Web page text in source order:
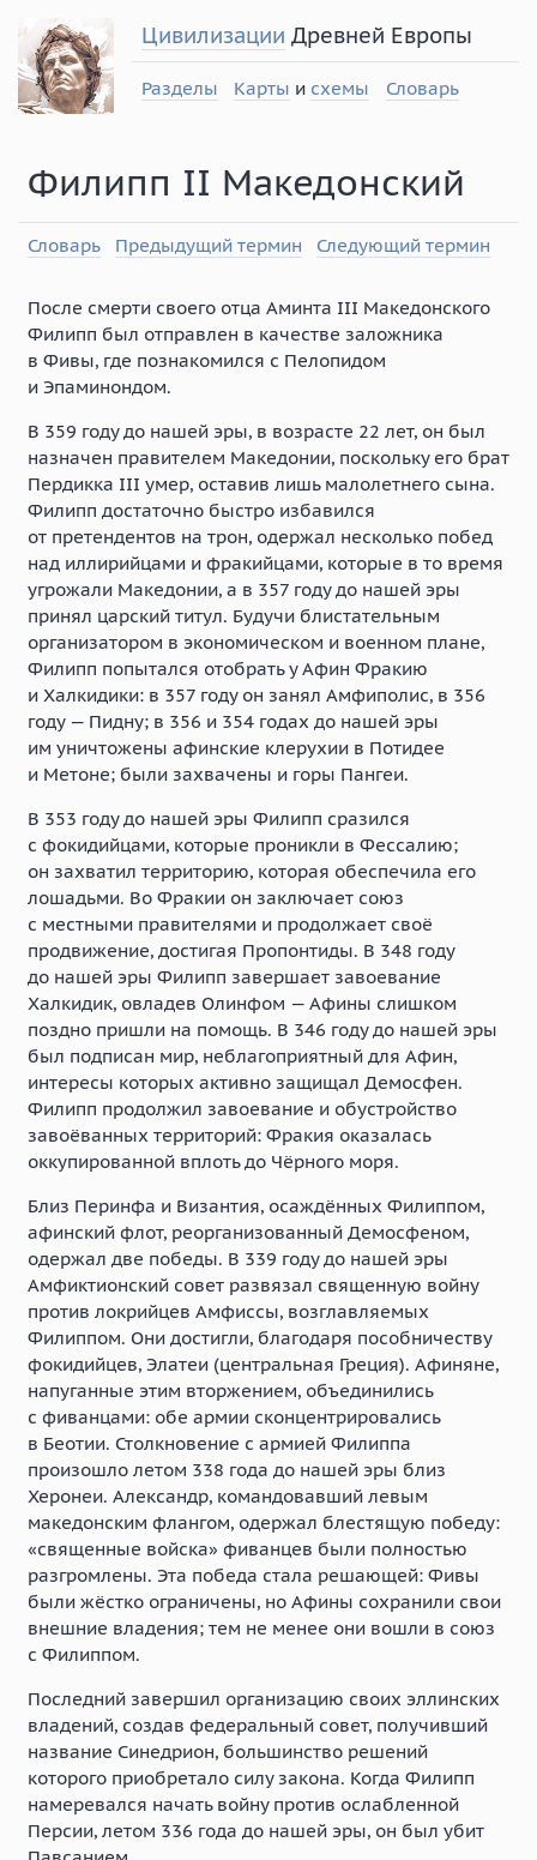
Цивилизации Древней Европы
Разделы Карты и схемы Словарь
Филипп II Македонский
Словарь Предыдущий термин Следующий термин
После смерти своего отца Аминта III Македонского
Филипп был отправлен в качестве заложника
в Фивы, где познакомился с Пелопидом
и Эпаминондом.
В 359 году до нашей эры, в возрасте 22 лет, он был
назначен правителем Македонии, поскольку его брат
Пердикка III умер, оставив лишь малолетнего сына.
Филипп достаточно быстро избавился
от претендентов на трон, одержал несколько побед
над иллирийцами и фракийцами, которые в то время
угрожали Македонии, а в 357 году до нашей эры
принял царский титул. Будучи блистательным
организатором в экономическом и военном плане,
Филипп попытался отобрать у Афин Фракию
и Халкидики: в 357 году он занял Амфиполис, в 356
году — Пидну; в 356 и 354 годах до нашей эры
им уничтожены афинские клерухии в Потидее
и Метоне; были захвачены и горы Пангеи.
В 353 году до нашей эры Филипп сразился
с фокидийцами, которые проникли в Фессалию;
он захватил территорию, которая обеспечила его
лошадьми. Во Фракии он заключает союз
с местными правителями и продолжает своё
продвижение, достигая Пропонтиды. В 348 году
до нашей эры Филипп завершает завоевание
Халкидик, овладев Олинфом — Афины слишком
поздно пришли на помощь. В 346 году до нашей эры
был подписан мир, неблагоприятный для Афин,
интересы которых активно защищал Демосфен.
Филипп продолжил завоевание и обустройство
завоёванных территорий: Фракия оказалась
оккупированной вплоть до Чёрного моря.
Близ Перинфа и Византия, осаждённых Филиппом,
афинский флот, реорганизованный Демосфеном,
одержал две победы. В 339 году до нашей эры
Амфиктионский совет развязал священную войну
против локрийцев Амфиссы, возглавляемых
Филиппом. Они достигли, благодаря пособничеству
фокидийцев, Элатеи (центральная Греция). Афиняне,
напуганные этим вторжением, объединились
с фиванцами: обе армии сконцентрировались
в Беотии. Столкновение с армией Филиппа
произошло летом 338 года до нашей эры близ
Херонеи. Александр, командовавший левым
македонским флангом, одержал блестящую победу:
«священные войска» фиванцев были полностью
разгромлены. Эта победа стала решающей: Фивы
были жёстко ограничены, но Афины сохранили свои
внешние владения; тем не менее они вошли в союз
с Филиппом.
Последний завершил организацию своих эллинских
владений, создав федеральный совет, получивший
название Синедрион, большинство решений
которого приобретало силу закона. Когда Филипп
намеревался начать войну против ослабленной
Персии, летом 336 года до нашей эры, он был убит